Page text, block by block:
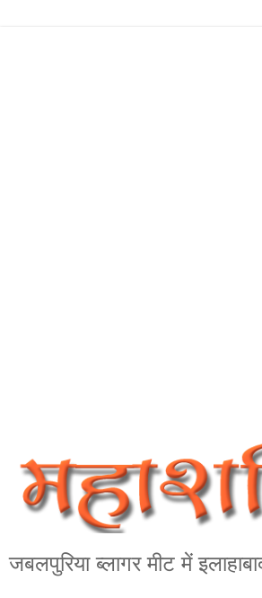
जबलपुरिया ब्‍लागर मीट में